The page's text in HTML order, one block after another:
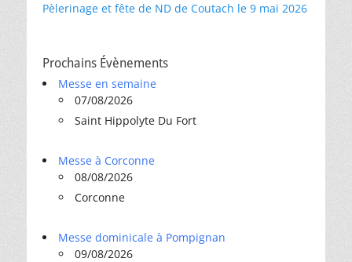
Pèlerinage et fête de ND de Coutach le 9 mai 2026
Prochains Évènements
Messe en semaine
07/08/2026
Saint Hippolyte Du Fort
Messe à Corconne
08/08/2026
Corconne
Messe dominicale à Pompignan
09/08/2026